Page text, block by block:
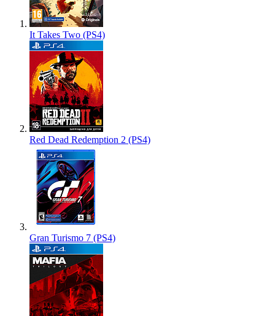
It Takes Two (PS4)
Red Dead Redemption 2 (PS4)
Gran Turismo 7 (PS4)